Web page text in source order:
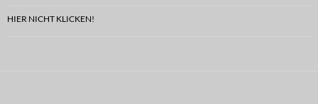
HIER NICHT KLICKEN!